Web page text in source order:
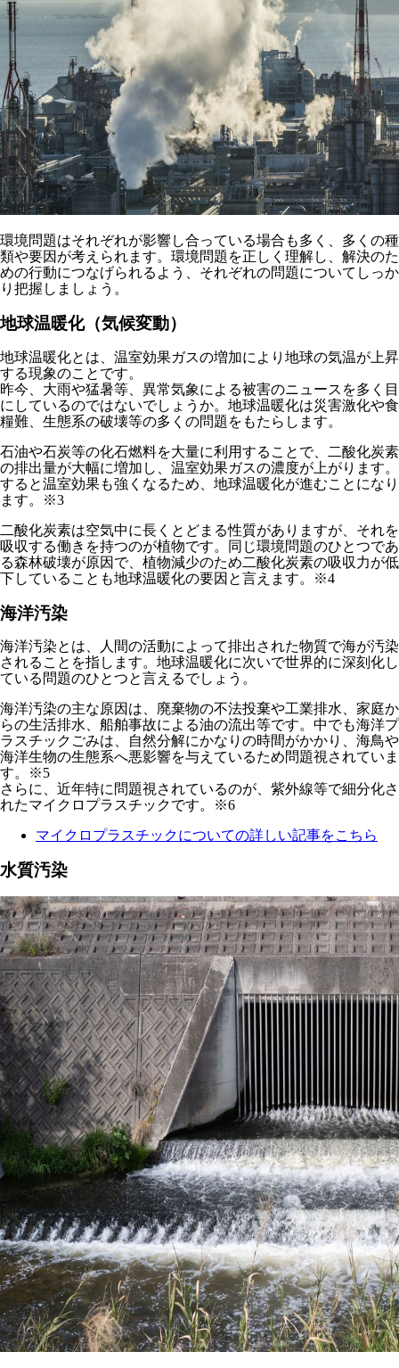
環境問題はそれぞれが影響し合っている場合も多く、多くの種
類や要因が考えられます。環境問題を正しく理解し、解決のた
めの行動につなげられるよう、それぞれの問題についてしっか
り把握しましょう。
地球温暖化（気候変動）
地球温暖化とは、温室効果ガスの増加により地球の気温が上昇
する現象のこと です。
昨今、大雨や猛暑等、異常気象による被害のニュースを多く目
にしているのではないでしょうか。地球温暖化は災害激化や食
糧難、生態系の破壊等の多くの問題をもたらします。
石油や石炭等の化石燃料を大量に利用することで、二酸化炭素
の排出量が大幅に増加し、温室効果ガスの濃度が上がります。
すると温室効果も強くなるため、地球温暖化が進むことになり
ます。※3
二酸化炭素は空気中に長くとどまる性質がありますが、それを
吸収する働きを持つのが植物です。同じ環境問題のひとつであ
る森林破壊が原因で、植物減少のため二酸化炭素の吸収力が低
下していることも地球温暖化の要因と言えます。※4
海洋汚染
海洋汚染とは、人間の活動によって排出された物質で海が汚染
されること を指します。地球温暖化に次いで世界的に深刻化し
ている問題のひとつと言えるでしょう。
海洋汚染の主な原因は、廃棄物の不法投棄や工業排水、家庭か
らの生活排水、船舶事故による油の流出等です。中でも海洋プ
ラスチックごみは、自然分解にかなりの時間がかかり、海鳥や
海洋生物の生態系へ悪影響を与えているため問題視されていま
す。※5
さらに、近年特に問題視されているのが、紫外線等で細分化さ
れたマイクロプラスチックです。※6
マイクロプラスチックについての詳しい記事をこちら
水質汚染